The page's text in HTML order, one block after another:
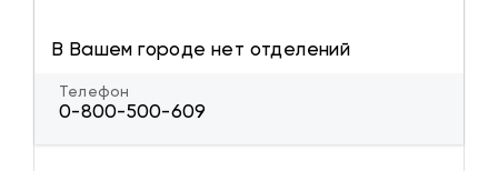
В Вашем городе нет отделений
Телефон
0-800-500-609